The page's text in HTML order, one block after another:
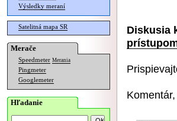
Výsledky meraní
Satelitná mapa SR
Merače
Speedmeter Merania
Pingmeter
Googlemeter
Hľadanie
Diskusia